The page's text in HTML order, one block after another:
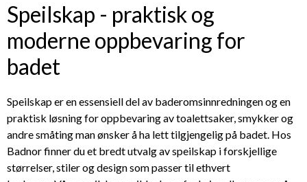
Speilskap - praktisk og
moderne oppbevaring for
badet
Speilskap er en essensiell del av baderomsinnredningen og en
praktisk løsning for oppbevaring av toalettsaker, smykker og
andre småting man ønsker å ha lett tilgjengelig på badet. Hos
Badnor finner du et bredt utvalg av speilskap i forskjellige
størrelser, stiler og design som passer til ethvert